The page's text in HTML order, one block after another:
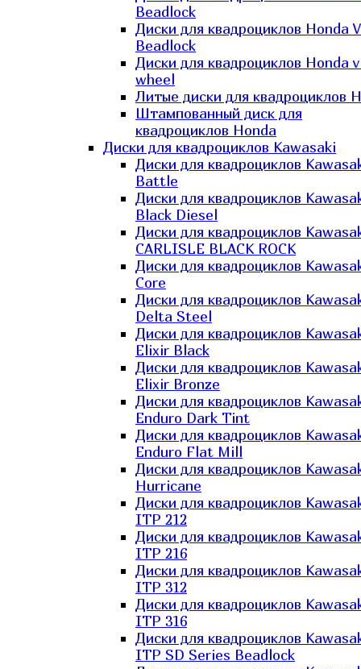
Beadlock
Диски для квадроциклов Honda
Beadlock
Диски для квадроциклов Honda
wheel
Литые диски для квадроциклов
Штампованный диск для
квадроциклов Honda
Диски для квадроциклов Kawasaki
Диски для квадроциклов
Battle
Диски для квадроциклов
Black Diesel
Диски для квадроциклов
CARLISLE BLACK ROCK
Диски для квадроциклов
Core
Диски для квадроциклов
Delta Steel
Диски для квадроциклов
Elixir Black
Диски для квадроциклов
Elixir Bronze
Диски для квадроциклов
Enduro Dark Tint
Диски для квадроциклов
Enduro Flat Mill
Диски для квадроциклов
Hurricane
Диски для квадроциклов
ITP 212
Диски для квадроциклов
ITP 216
Диски для квадроциклов
ITP 312
Диски для квадроциклов
ITP 316
Диски для квадроциклов
ITP SD Series Beadlock